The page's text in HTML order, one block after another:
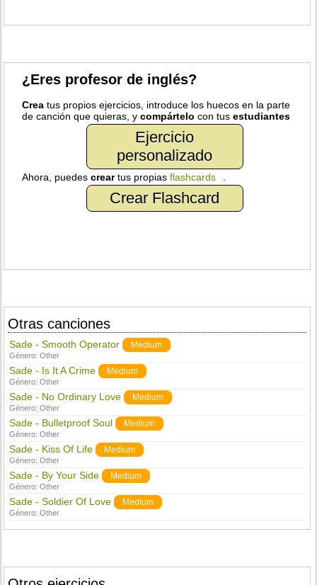
¿Eres profesor de inglés?
Crea tus propios ejercicios, introduce los huecos en la parte
de canción que quieras, ycompártelo con tusestudiantes
Ejercicio
personalizado
Ahora, puedescreartus propiasflashcards
Crear Flashcard
Otras canciones
Sade - Smooth Operator Medium
Género:Other
Sade - Is It A Crime Medium
Género:Other
Sade - No Ordinary Love Medium
Género:Other
Sade - Bulletproof Soul Medium
Género:Other
Sade - Kiss Of Life Medium
Género:Other
Sade - By Your Side Medium
Género:Other
Sade - Soldier Of Love Medium
Género:Other